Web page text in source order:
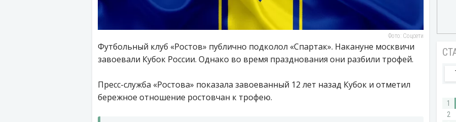
Фото: Соцсети
Футбольный клуб «Ростов» публично подколол «Спартак». Накануне москвичи
завоевали Кубок России. Однако во время празднования они разбили трофей.
Пресс-служба «Ростова» показала завоеванный 12 лет назад Кубок и отметил
бережное отношение ростовчан к трофею.